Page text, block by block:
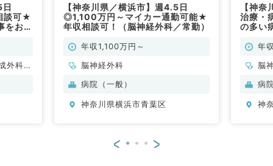
談可★
をお任
外科、
【神奈川県／横浜市】週4.5日
◎1,100万円～マイカー通勤可能★
年収相談可！（脳神経外科／常勤）
年収1,100万円～
脳神経外科
病院（一般）
神奈川県横浜市青葉区
【神
治療・
の多い
外科／
年
脳
病
神
< >